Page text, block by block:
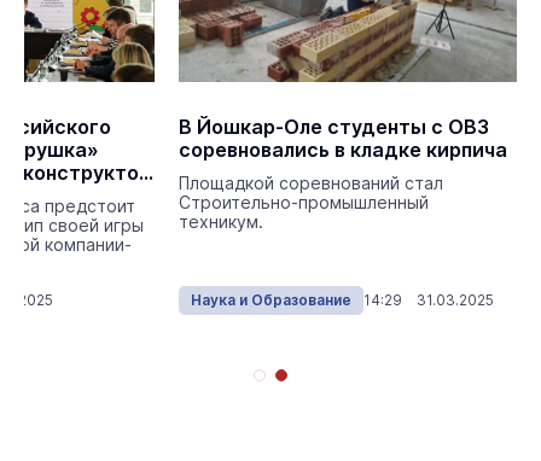
конструктор
предстоит
своей игры
компании-
В Йошкар-Оле студенты с ОВЗ
соревновались в кладке кирпича
Площадкой соревнований стал
Строительно-промышленный
техникум.
Наука и Образование 14:29 31.03.2025